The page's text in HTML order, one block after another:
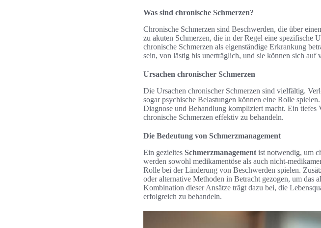
Was sind chronische Schmerzen?
Chronische Schmerzen sind Beschwerden, die über
zu akuten Schmerzen, die in der Regel eine spezifische
chronische Schmerzen als eigenständige Erkrankung
sein, von lästig bis unerträglich, und sie können sich auf
Ursachen chronischer Schmerzen
Die Ursachen chronischer Schmerzen sind vielfältig.
sogar psychische Belastungen können eine Rolle
Diagnose und Behandlung kompliziert macht. Ein tiefes
chronische Schmerzen effektiv zu behandeln.
Die Bedeutung von Schmerzmanagement
Ein gezieltes Schmerzmanagement ist notwendig, um
werden sowohl medikamentöse als auch nicht-
Rolle bei der Linderung von Beschwerden spielen.
oder alternative Methoden in Betracht gezogen, um das
Kombination dieser Ansätze trägt dazu bei, die
erfolgreich zu behandeln.